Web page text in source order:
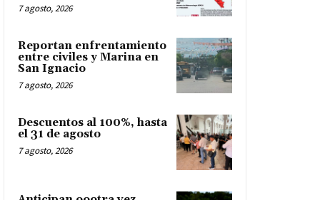
7 agosto, 2026
Reportan enfrentamiento
entre civiles y Marina en
San Ignacio
7 agosto, 2026
Descuentos al 100%, hasta
el 31 de agosto
7 agosto, 2026